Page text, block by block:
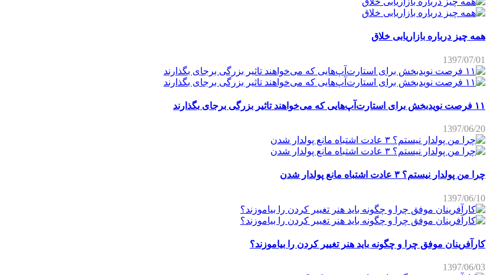
همه چیز درباره بازاریابی خلاق
1397/07/01
۱۱ فرصت نویدبخش برای استارت‌آپ‌هایی که می‌خواهند تاثیر بزرگی برجای بگذارند
1397/06/20
چرا من پولدار نیستم؟ ۳ عادت اشتباه مانع پولدار شدن
1397/06/10
کارآفرینان موفق چرا و چگونه باید هنر تغییر کردن را بیاموزند؟
1397/06/03